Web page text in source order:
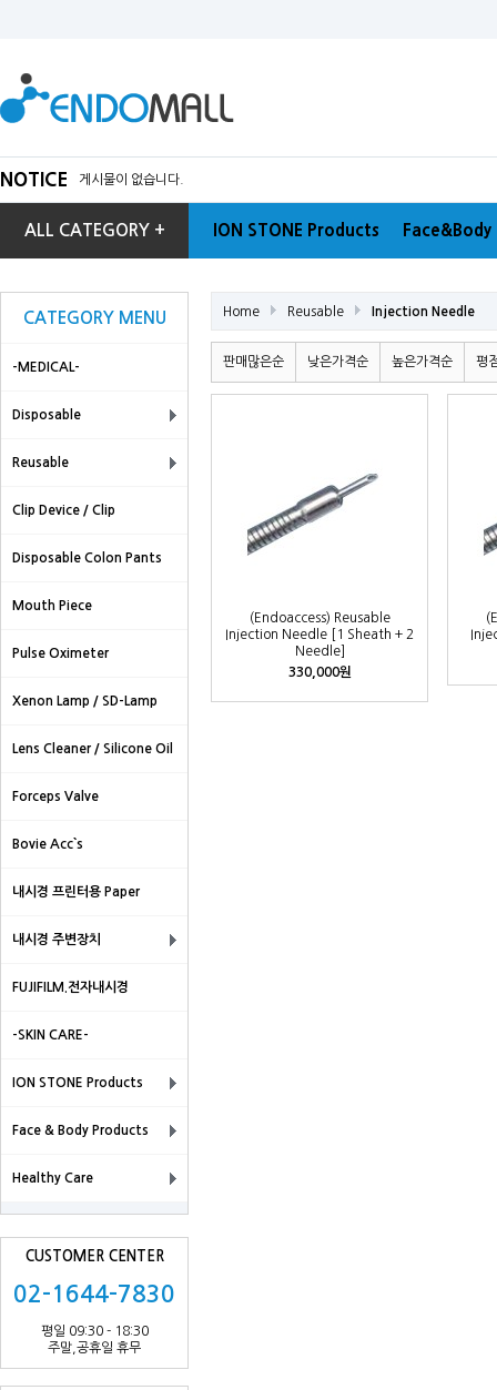
NOTICE 게시물이 없습니다.
ALL CATEGORY + ION STONE Products
CATEGORY MENU
-MEDICAL-
Disposable
Reusable
Clip Device / Clip
Disposable Colon Pants
Mouth Piece
Pulse Oximeter
Xenon Lamp / SD-Lamp
Lens Cleaner / Silicone Oil
Forceps Valve
Bovie Acc`s
내시경 프린터용 Paper
내시경 주변장치
FUJIFILM.전자내시경
-SKIN CARE-
ION STONE Products
Face & Body Products
Healthy Care
CUSTOMER CENTER
02-1644-7830
평일 09:30 - 18:30
주말,공휴일 휴무
Home Reusable Injection Needle
판매많은순 낮은가격순 높은가격순 평
(Endoaccess) Reusable
Injection Needle [1 Sheath + 2
Needle]
330,000원